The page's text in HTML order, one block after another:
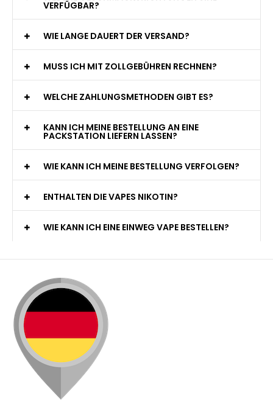
VERFÜGBAR?
WIE LANGE DAUERT DER VERSAND?
MUSS ICH MIT ZOLLGEBÜHREN RECHNEN?
WELCHE ZAHLUNGSMETHODEN GIBT ES?
KANN ICH MEINE BESTELLUNG AN EINE
PACKSTATION LIEFERN LASSEN?
WIE KANN ICH MEINE BESTELLUNG VERFOLGEN?
ENTHALTEN DIE VAPES NIKOTIN?
WIE KANN ICH EINE EINWEG VAPE BESTELLEN?